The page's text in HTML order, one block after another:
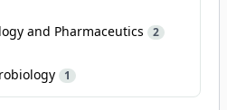
and Pharmaceutics 2
1